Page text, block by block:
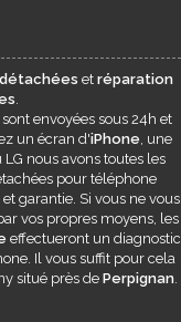
et réparation
.
envoyées sous 24h et
un écran d'iPhone, une
nous avons toutes les
pour téléphone
garantie. Si vous ne vous
vos propres moyens, les
effectueront un diagnostic
Il vous suffit pour cela
situé près de Perpignan.